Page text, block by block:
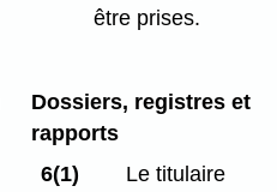
être prises.
Dossiers, registres et
rapports
6(1)
Le titulaire